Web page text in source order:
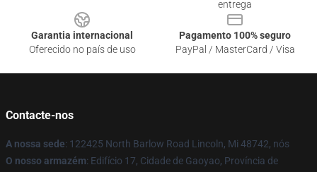
entrega
Garantia internacional
Oferecido no país de uso
Pagamento 100% seguro
PayPal / MasterCard / Visa
Contacte-nos
A nossa sede: 122425 North Barlow Road Lincoln, Mi 48742, nós
O nosso armazém: Edifício 17, Cidade de Gaoyao, Província de